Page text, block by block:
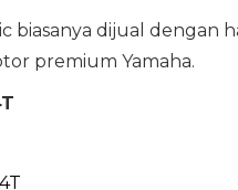
biasanya dijual dengan
premium Yamaha.